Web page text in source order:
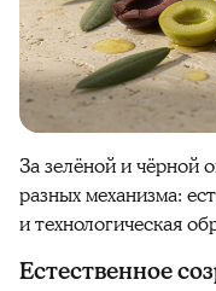
За зелёной и чёрной
разных механизма:
и технологическая
Естественное